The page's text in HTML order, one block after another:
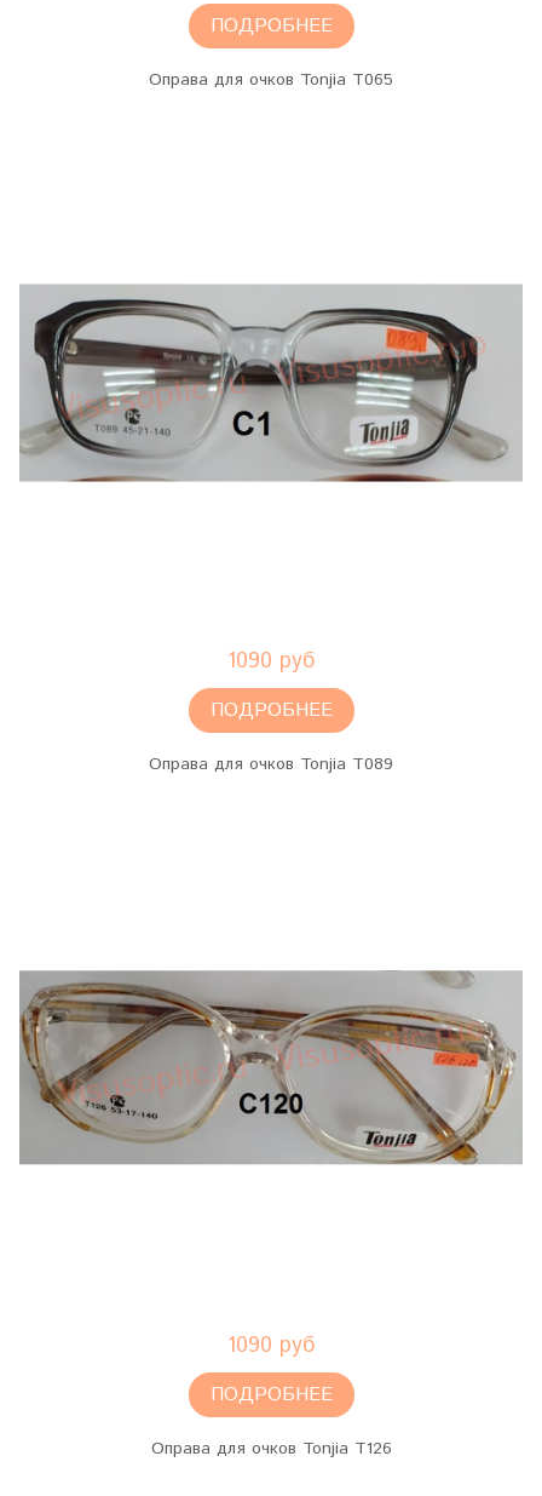
ПОДРОБНЕЕ
Оправа для очков Tonjia T065
1090 руб
ПОДРОБНЕЕ
Оправа для очков Tonjia T089
1090 руб
ПОДРОБНЕЕ
Оправа для очков Tonjia T126